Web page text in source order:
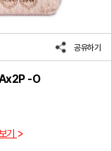
공유하기
-O
기